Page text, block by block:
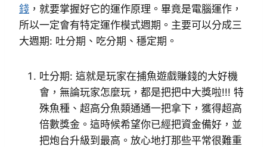
錢 ，就要掌握好它的運作原理。畢竟是電腦運作，
所以一定會有特定運作模式週期。主要可以分成三
大週期: 吐分期、吃分期、穩定期。
吐分期: 這就是玩家在捕魚遊戲賺錢的大好機
會，無論玩家怎麼玩，都是把把中大獎啦!!! 特
殊魚種、超高分魚類通通一把拿下，獲得超高
倍數獎金。這時候希望你已經把資金備好，並
把炮台升級到最高。放心地打那些平常很難重